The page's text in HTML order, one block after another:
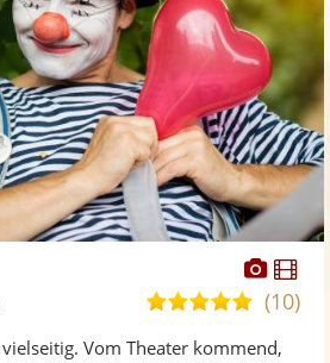
Fotos
5,0(10)
Vom Theater kommend,